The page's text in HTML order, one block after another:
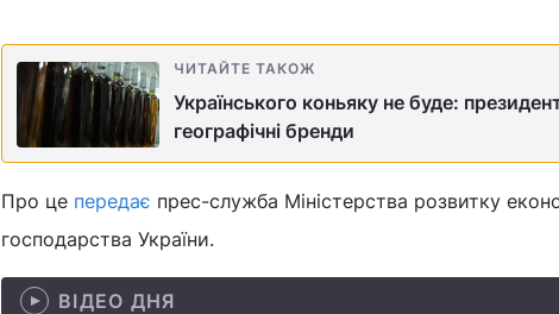
ЧИТАЙТЕ ТАКОЖ
Українського коньяку не буде:
географічні бренди
Про це передає прес-служба Міністерства розвитку
господарства України.
ВІДЕО ДНЯ